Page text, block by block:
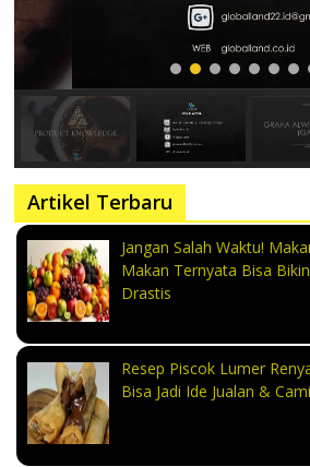
Artikel Terbaru
Jangan Salah Waktu!
Makan Ternyata Bisa
Drastis
Resep Piscok Lumer
Bisa Jadi Ide Jualan &